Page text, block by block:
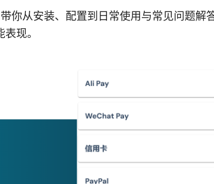
你从安装、配置到日常使用与常见问题解
现。